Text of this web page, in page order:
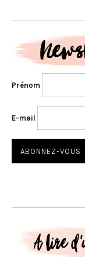
Prénom
E-mail